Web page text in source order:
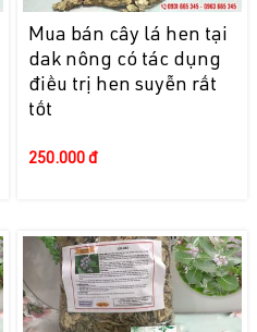
Mua bán cây lá hen tại
dak nông có tác dụng
điều trị hen suyễn rất
tốt
250.000 đ